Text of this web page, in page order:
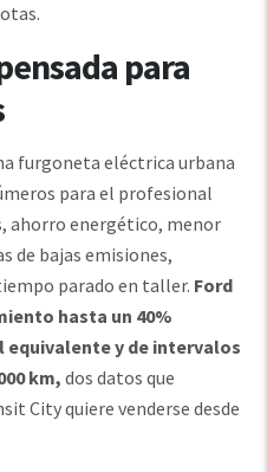
para
furgoneta eléctrica urbana
para el profesional
ahorro energético, menor
de bajas emisiones,
parado en taller. Ford
hasta un 40%
y de intervalos
km, dos datos que
City quiere venderse desde